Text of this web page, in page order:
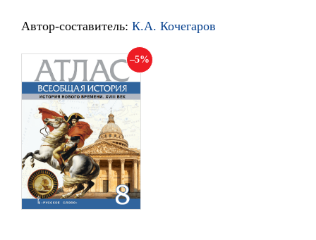
Автор-составитель: К.А. Кочегаров
5